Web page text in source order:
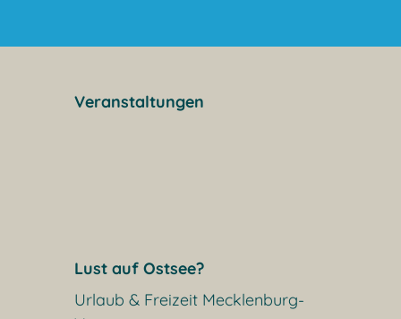
Veranstaltungen
Lust auf Ostsee?
Urlaub & Freizeit Mecklenburg-